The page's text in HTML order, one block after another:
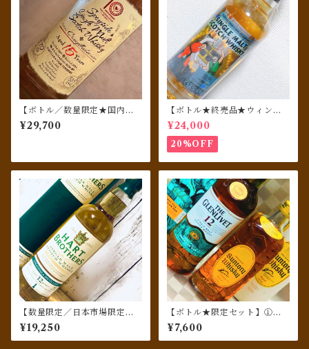
【ボトル／数量限定★国内流
通78本★ミズナラ樽仕上げ】
クライゲラヒ（Craigellachi
ド
¥29,700
【ボトル★終売品★ウィンテ
ージ★シングルカスク】グレ
ンロッシー [1992] 26年 バー
ボンホグスヘッド for SHIN
ANOYA （ブティックウィス
キー）500ml
¥24,000
20%OFF
【数量限定／日本市場限定／
信濃屋PB】ストラスアイラ [2
010-2023] 12年 リフィルバレ
ル ／ハート・ブラザーズ
¥19,250
【ボトル★限定セット】①グ
レンリベット 12年 蒸留所創設
200周年記念ボト／②空港免
税店限定販売／サントリー角
¥7,600